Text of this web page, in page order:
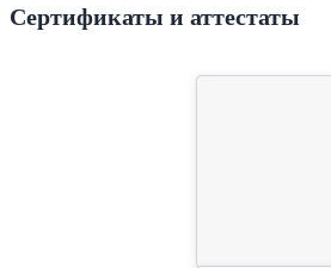
Сертификаты и аттестаты